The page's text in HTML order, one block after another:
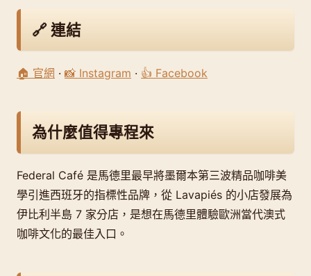
🔗 連結
🏠 官網 · 📸 Instagram · 👍 Facebook
為什麼值得專程來
Federal Café 是馬德里最早將墨爾本第三波精品咖啡美
學引進西班牙的指標性品牌，從 Lavapiés 的小店發展為
伊比利半島 7 家分店，是想在馬德里體驗歐洲當代澳式
咖啡文化的最佳入口。